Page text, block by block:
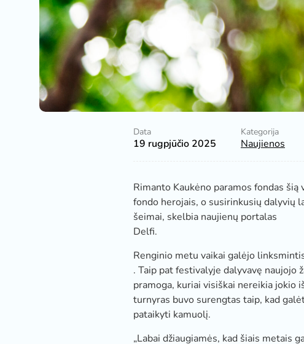
Data
19 rugpjūčio 2025
Kategorija
Naujienos
Rimanto Kaukėno paramos fondas
fondo herojais, o susirinkusių dalyvių
šeimai, skelbia naujienų portalas
Delfi.
Renginio metu vaikai galėjo
. Taip pat festivalyje dalyvavę naujojo
pramoga, kuriai visiškai nereikia
turnyras buvo surengtas taip, kad
pataikyti kamuolį.
„Labai džiaugiamės, kad šiais